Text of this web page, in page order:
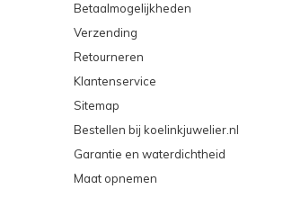
Betaalmogelijkheden
Verzending
Retourneren
Klantenservice
Sitemap
Bestellen bij koelinkjuwelier.nl
Garantie en waterdichtheid
Maat opnemen